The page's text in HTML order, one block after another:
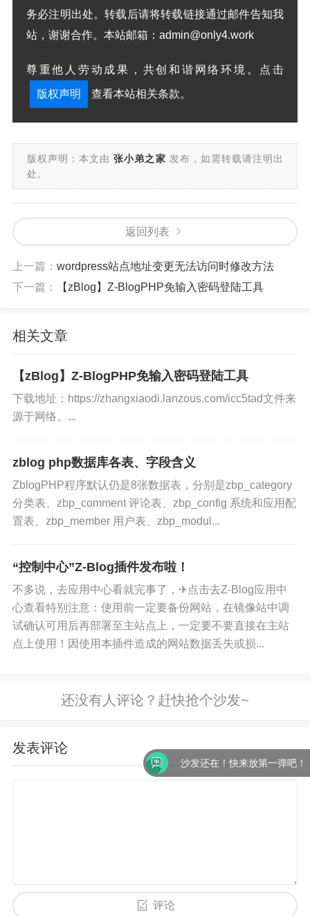
务必注明出处。转载后请将转载链接通过邮件告知我
站，谢谢合作。本站邮箱：admin@only4.work
尊重他人劳动成果，共创和谐网络环境。点击
版权声明 查看本站相关条款。
版权声明：本文由 张小弟之家 发布，如需转载请注明出
处。
返回列表
上一篇： wordpress站点地址变更无法访问时修改方法
下一篇：
【zBlog】Z-BlogPHP免输入密码登陆工具
相关文章
【zBlog】Z-BlogPHP免输入密码登陆工具
下载地址：https://zhangxiaodi.lanzous.com/icc5tad文件来
源于网络。...
zblog php数据库各表、字段含义
ZblogPHP程序默认仍是8张数据表，分别是zbp_category
分类表、zbp_comment 评论表、zbp_config 系统和应用配
置表、zbp_member 用户表、zbp_modul...
“控制中心”Z-Blog插件发布啦！
不多说，去应用中心看就完事了，✈点击去Z-Blog应用中
心查看特别注意：使用前一定要备份网站，在镜像站中调
试确认可用后再部署至主站点上，一定要不要直接在主站
点上使用！因使用本插件造成的网站数据丢失或损...
发表评论
评论
沙发还在！快来放第一弹吧！